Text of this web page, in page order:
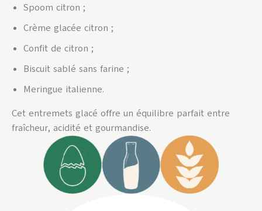
Spoom citron ;
Crème glacée citron ;
Confit de citron ;
Biscuit sablé sans farine ;
Meringue italienne.
Cet entremets glacé offre un équilibre parfait entre
fraîcheur, acidité et gourmandise.